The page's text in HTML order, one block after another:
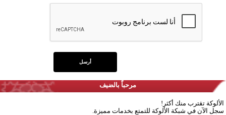
مرحباً بالضيف
الألوكة تقترب منك أكثر!
سجل الآن في شبكة الألوكة للتمتع بخدمات مميزة.